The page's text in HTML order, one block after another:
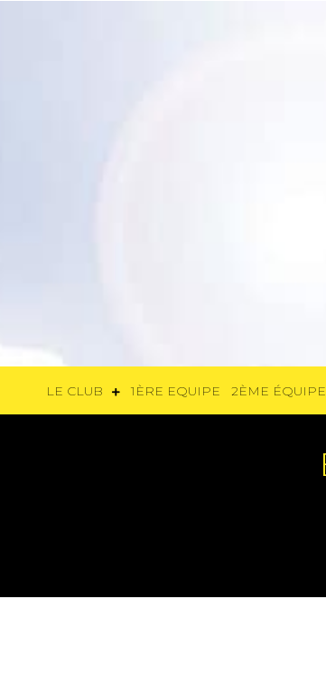
LE CLUB 1ÈRE EQUIPE 2ÈME ÉQUIPE